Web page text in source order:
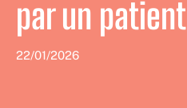
par un patient
22/01/2026